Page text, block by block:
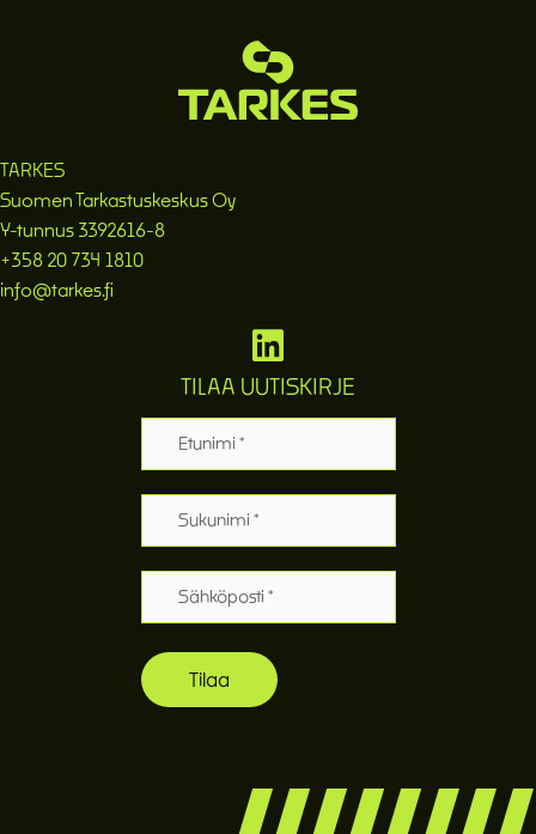
TARKES
Suomen Tarkastuskeskus Oy
Y-tunnus 3392616-8
+358 20 734 1810
info@tarkes.fi
TILAA UUTISKIRJE
Etunimi
Sukunimi
Sähköposti